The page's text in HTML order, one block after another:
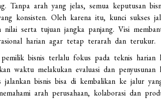
Tanpa arah yang jelas, semua keputusan
konsisten. Oleh karena itu, kunci sukses
nilai serta tujuan jangka panjang. Visi
harian agar tetap terarah dan terukur.
bisnis terlalu fokus pada teknis harian
waktu melakukan evaluasi dan
jalankan bisnis bisa di kembalikan ke jalur
arah perusahaan, kolaborasi dan